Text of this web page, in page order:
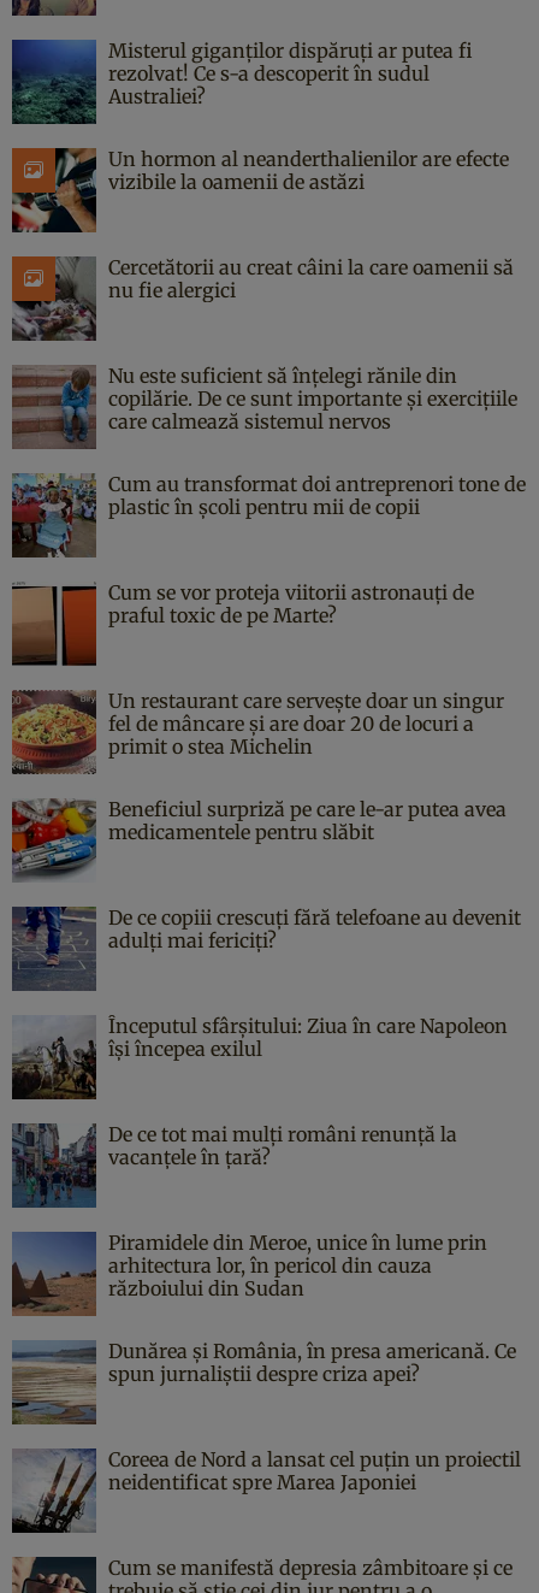
Misterul giganților dispăruți ar putea fi
rezolvat! Ce s-a descoperit în sudul
Australiei?
Un hormon al neanderthalienilor are efecte
vizibile la oamenii de astăzi
Cercetătorii au creat câini la care oamenii să
nu fie alergici
Nu este suficient să înțelegi rănile din
copilărie. De ce sunt importante și exercițiile
care calmează sistemul nervos
Cum au transformat doi antreprenori tone de
plastic în școli pentru mii de copii
Cum se vor proteja viitorii astronauți de
praful toxic de pe Marte?
Un restaurant care servește doar un singur
fel de mâncare și are doar 20 de locuri a
primit o stea Michelin
Beneficiul surpriză pe care le-ar putea avea
medicamentele pentru slăbit
De ce copiii crescuți fără telefoane au devenit
adulți mai fericiți?
Începutul sfârşitului: Ziua în care Napoleon
îşi începea exilul
De ce tot mai mulți români renunță la
vacanțele în țară?
Piramidele din Meroe, unice în lume prin
arhitectura lor, în pericol din cauza
războiului din Sudan
Dunărea și România, în presa americană. Ce
spun jurnaliștii despre criza apei?
Coreea de Nord a lansat cel puțin un proiectil
neidentificat spre Marea Japoniei
Cum se manifestă depresia zâmbitoare și ce